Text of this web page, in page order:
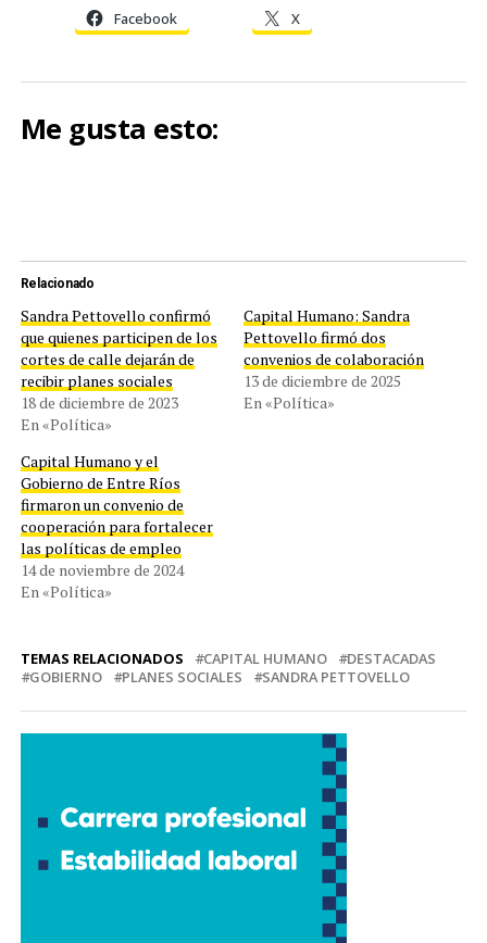
Facebook X
Me gusta esto:
Relacionado
Sandra Pettovello confirmó
que quienes participen de los
cortes de calle dejarán de
recibir planes sociales
18 de diciembre de 2023
En «Política»
Capital Humano: Sandra
Pettovello firmó dos
convenios de colaboración
13 de diciembre de 2025
En «Política»
Capital Humano y el
Gobierno de Entre Ríos
firmaron un convenio de
cooperación para fortalecer
las políticas de empleo
14 de noviembre de 2024
En «Política»
TEMAS RELACIONADOS CAPITAL HUMANO
DESTACADAS
GOBIERNO
PLANES SOCIALES SANDRA PETTOVELLO